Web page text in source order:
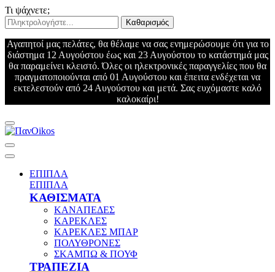
Τι ψάχνετε;
Καθαρισμός
Αγαπητοί μας πελάτες, θα θέλαμε να σας ενημερώσουμε ότι για το
διάστημα 12 Αυγούστου έως και 23 Αυγούστου το κατάστημά μας
θα παραμείνει κλειστό. Όλες οι ηλεκτρονικές παραγγελίες που θα
πραγματοποιούνται από 01 Αυγούστου και έπειτα ενδέχεται να
εκτελεστούν από 24 Αυγούστου και μετά. Σας ευχόμαστε καλό
καλοκαίρι!
ΕΠΙΠΛΑ
ΕΠΙΠΛΑ
ΚΑΘΙΣΜΑΤΑ
ΚΑΝΑΠΕΔΕΣ
ΚΑΡΕΚΛΕΣ
ΚΑΡΕΚΛΕΣ ΜΠΑΡ
ΠΟΛΥΘΡΟΝΕΣ
ΣΚΑΜΠΩ & ΠΟΥΦ
ΤΡΑΠΕΖΙΑ